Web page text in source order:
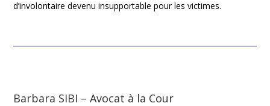
d’involontaire devenu insupportable pour les victimes.
Barbara SIBI – Avocat à la Cour